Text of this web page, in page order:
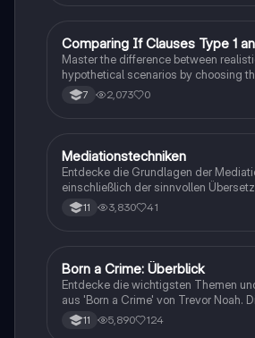
Romans auseinandersetzen möchten.
CEnglisch
Comparing If Clauses Type 1
Master the difference between
hypothetical scenarios by choosing
Clause type.
7 2,073 0
Englisch
Mediationstechniken
Entdecke die Grundlagen der
einschließlich der sinnvollen
in verschiedene Formate wie E-Mails
Konversationen. Lerne, wie du
Schreiben von E-Mails.
11 3,830 41
Englisch
Born a Crime: Überblick
Entdecke die wichtigsten Themen
aus 'Born a Crime' von Trevor Noah.
Zusammenfassung bietet einen tiefen
Erlebnisse während der Apartheid und
11 5,890 124